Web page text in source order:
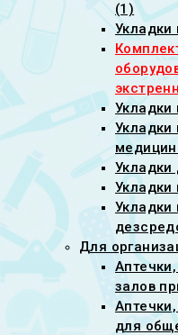
(1)
Укладки
Укладки
Укладки
Укладки
Укладки
Для
залов
для